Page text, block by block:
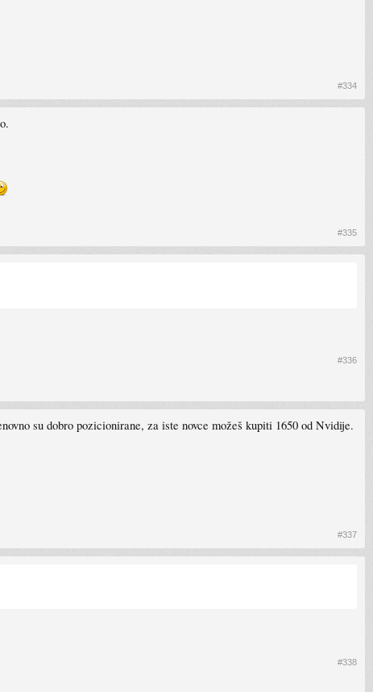
#334
#335
#336
su dobro pozicionirane, za iste novce možeš kupiti 1650 od Nvidije.
#337
#338